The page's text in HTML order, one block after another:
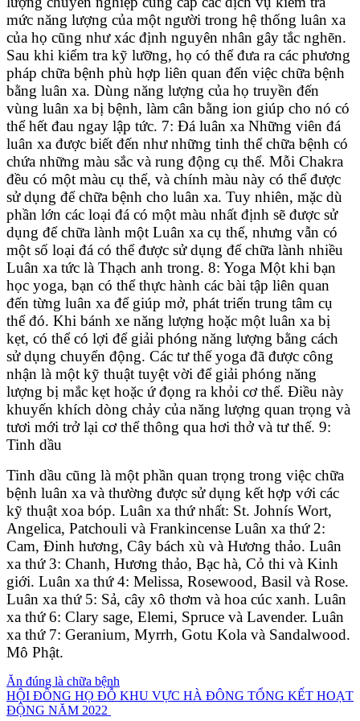
mức năng lượng của một người trong hệ thống luân xa
của họ cũng như xác định nguyên nhân gây tắc nghẽn.
Sau khi kiểm tra kỹ lưỡng, họ có thể đưa ra các phương
pháp chữa bệnh phù hợp liên quan đến việc chữa bệnh
bằng luân xa. Dùng năng lượng của họ truyền đến
vùng luân xa bị bệnh, làm cân bằng ion giúp cho nó có
thể hết đau ngay lập tức. 7: Đá luân xa Những viên đá
luân xa được biết đến như những tinh thể chữa bệnh có
chứa những màu sắc và rung động cụ thể. Mỗi Chakra
đều có một màu cụ thể, và chính màu này có thể được
sử dụng để chữa bệnh cho luân xa. Tuy nhiên, mặc dù
phần lớn các loại đá có một màu nhất định sẽ được sử
dụng để chữa lành một Luân xa cụ thể, nhưng vẫn có
một số loại đá có thể được sử dụng để chữa lành nhiều
Luân xa tức là Thạch anh trong. 8: Yoga Một khi bạn
học yoga, bạn có thể thực hành các bài tập liên quan
đến từng luân xa để giúp mở, phát triển trung tâm cụ
thể đó. Khi bánh xe năng lượng hoặc một luân xa bị
kẹt, có thể có lợi để giải phóng năng lượng bằng cách
sử dụng chuyển động. Các tư thế yoga đã được công
nhận là một kỹ thuật tuyệt vời để giải phóng năng
lượng bị mắc kẹt hoặc ứ đọng ra khỏi cơ thể. Điều này
khuyến khích dòng chảy của năng lượng quan trọng và
tươi mới trở lại cơ thể thông qua hơi thở và tư thế. 9:
Tinh dầu
Tinh dầu cũng là một phần quan trọng trong việc chữa
bệnh luân xa và thường được sử dụng kết hợp với các
kỹ thuật xoa bóp. Luân xa thứ nhất: St. Johnís Wort,
Angelica, Patchouli và Frankincense Luân xa thứ 2:
Cam, Đinh hương, Cây bách xù và Hương thảo. Luân
xa thứ 3: Chanh, Hương thảo, Bạc hà, Cỏ thi và Kinh
giới. Luân xa thứ 4: Melissa, Rosewood, Basil và Rose.
Luân xa thứ 5: Sả, cây xô thơm và hoa cúc xanh. Luân
xa thứ 6: Clary sage, Elemi, Spruce và Lavender. Luân
xa thứ 7: Geranium, Myrrh, Gotu Kola và Sandalwood.
Mô Phật.
Điều
hướng
Ăn đúng là chữa bệnh
HỘI ĐỒNG HỌ ĐỖ KHU VỰC HÀ ĐÔNG TỔNG KẾT HOẠT
ĐỘNG NĂM 2022